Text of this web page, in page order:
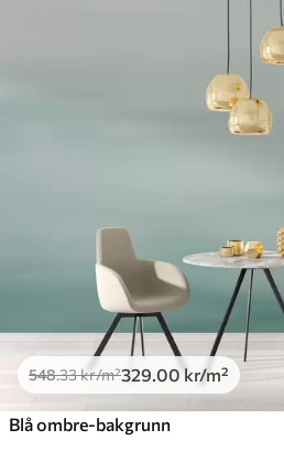
548.33kr/m²329.00 kr/m²
Blå ombre-bakgrunn